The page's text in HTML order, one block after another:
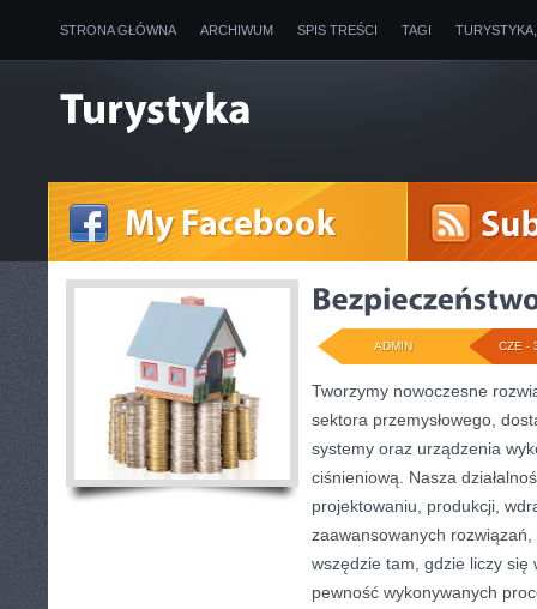
STRONA GŁÓWNA ARCHIWUM SPIS TREŚCI TAGI
CZE -
ADMIN
Tworzymy nowoczesne
sektora przemysłowego,
systemy oraz urządzenia
ciśnieniową. Nasza
projektowaniu, produkcji,
zaawansowanych
wszędzie tam, gdzie liczy się
pewność wykonywanych